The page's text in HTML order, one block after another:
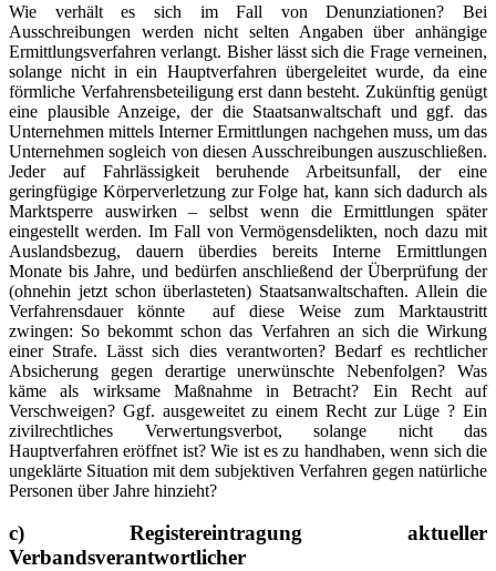
Wie verhält es sich im Fall von Denunziationen? Bei
Ausschreibungen werden nicht selten Angaben über anhängige
Ermittlungsverfahren verlangt. Bisher lässt sich die Frage verneinen,
solange nicht in ein Hauptverfahren übergeleitet wurde, da eine
förmliche Verfahrensbeteiligung erst dann besteht. Zukünftig genügt
eine plausible Anzeige, der die Staatsanwaltschaft und ggf. das
Unternehmen mittels Interner Ermittlungen nachgehen muss, um das
Unternehmen sogleich von diesen Ausschreibungen auszuschließen.
Jeder auf Fahrlässigkeit beruhende Arbeitsunfall, der eine
geringfügige Körperverletzung zur Folge hat, kann sich dadurch als
Marktsperre auswirken – selbst wenn die Ermittlungen später
eingestellt werden. Im Fall von Vermögensdelikten, noch dazu mit
Auslandsbezug, dauern überdies bereits Interne Ermittlungen
Monate bis Jahre, und bedürfen anschließend der Überprüfung der
(ohnehin jetzt schon überlasteten) Staatsanwaltschaften. Allein die
Verfahrensdauer könnte auf diese Weise zum Marktaustritt
zwingen: So bekommt schon das Verfahren an sich die Wirkung
einer Strafe. Lässt sich dies verantworten? Bedarf es rechtlicher
Absicherung gegen derartige unerwünschte Nebenfolgen? Was
käme als wirksame Maßnahme in Betracht? Ein Recht auf
Verschweigen? Ggf. ausgeweitet zu einem Recht zur Lüge ? Ein
zivilrechtliches Verwertungsverbot, solange nicht das
Hauptverfahren eröffnet ist? Wie ist es zu handhaben, wenn sich die
ungeklärte Situation mit dem subjektiven Verfahren gegen natürliche
Personen über Jahre hinzieht?
c) Registereintragung aktueller
Verbandsverantwortlicher